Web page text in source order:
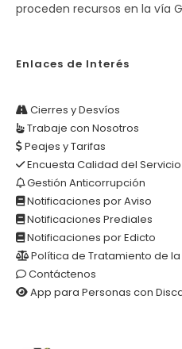
proceden recursos en la vía
Enlaces de Interés
Cierres y Desvíos
Trabaje con Nosotros
Peajes y Tarifas
Encuesta Calidad del Servicio
Gestión Anticorrupción
Notificaciones por Aviso
Notificaciones Prediales
Notificaciones por Edicto
Política de Tratamiento de
Contáctenos
App para Personas con